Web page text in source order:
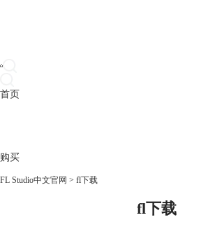
首页
购买
FL Studio中文官网 > fl下载
fl下载